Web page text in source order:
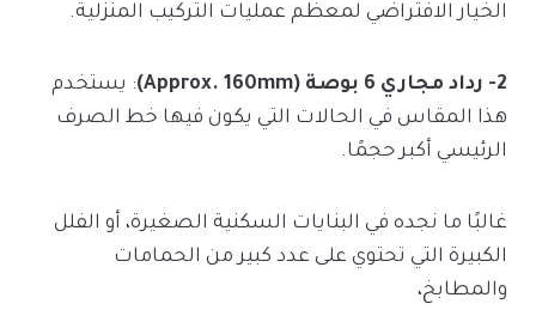
الخيار الافتراضي لمعظم عمليات التركيب المنزلية.
2- رداد مجاري 6 بوصة (Approx. 160mm)
: يستخدم
هذا المقاس في الحالات التي يكون فيها خط الصرف
الرئيسي أكبر حجمًا.
غالبًا ما نجده في البنايات السكنية الصغيرة، أو الفلل
الكبيرة التي تحتوي على عدد كبير من الحمامات
والمطابخ،